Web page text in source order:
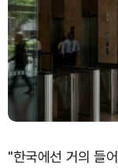
"한국에선 거의 들